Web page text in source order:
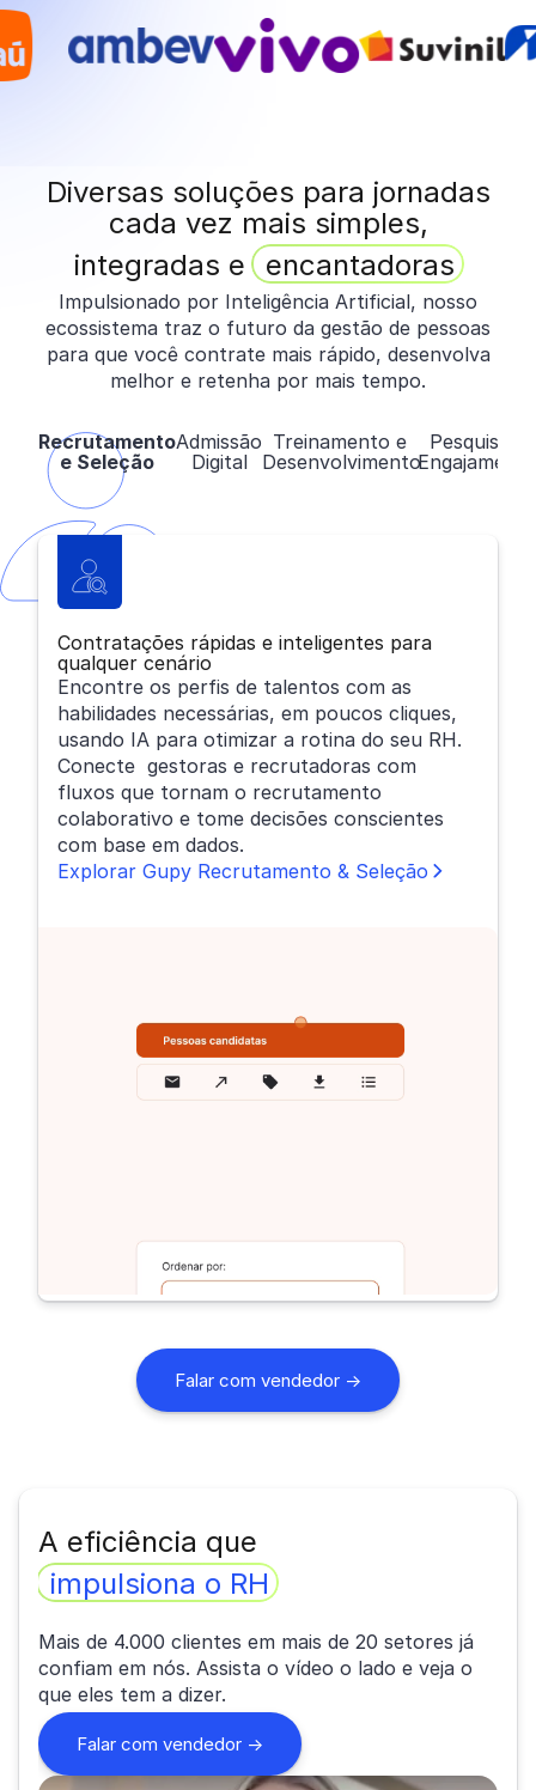
Diversas soluções para jornadas
cada vez mais simples,
integradas e encantadoras
Impulsionado por Inteligência Artificial, nosso
ecossistema traz o futuro da gestão de pessoas
para que você contrate mais rápido, desenvolva
melhor e retenha por mais tempo.
Recrutamento
e Seleção
Admissão
Digital
Treinamento e
Desenvolvimento
Pesquisa e
Engajamento
Contratações rápidas e inteligentes para
qualquer cenário
Encontre os perfis de talentos com as
habilidades necessárias, em poucos cliques,
usando IA para otimizar a rotina do seu RH.
Conecte gestoras e recrutadoras com
fluxos que tornam o recrutamento
colaborativo e tome decisões conscientes
com base em dados.
Explorar Gupy Recrutamento & Seleção
Falar com vendedor →
A eficiência que
impulsiona o RH
Mais de 4.000 clientes em mais de 20 setores já
confiam em nós. Assista o vídeo o lado e veja o
que eles tem a dizer.
Falar com vendedor ->sobre o relato de Mariana Torquato